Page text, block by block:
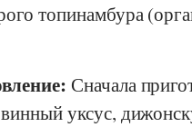
топинамбура
Сначала
уксус,